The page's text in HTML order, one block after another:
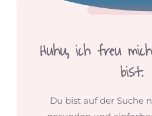
Huhu,ich freu
bist.
Du bist auf der Suche